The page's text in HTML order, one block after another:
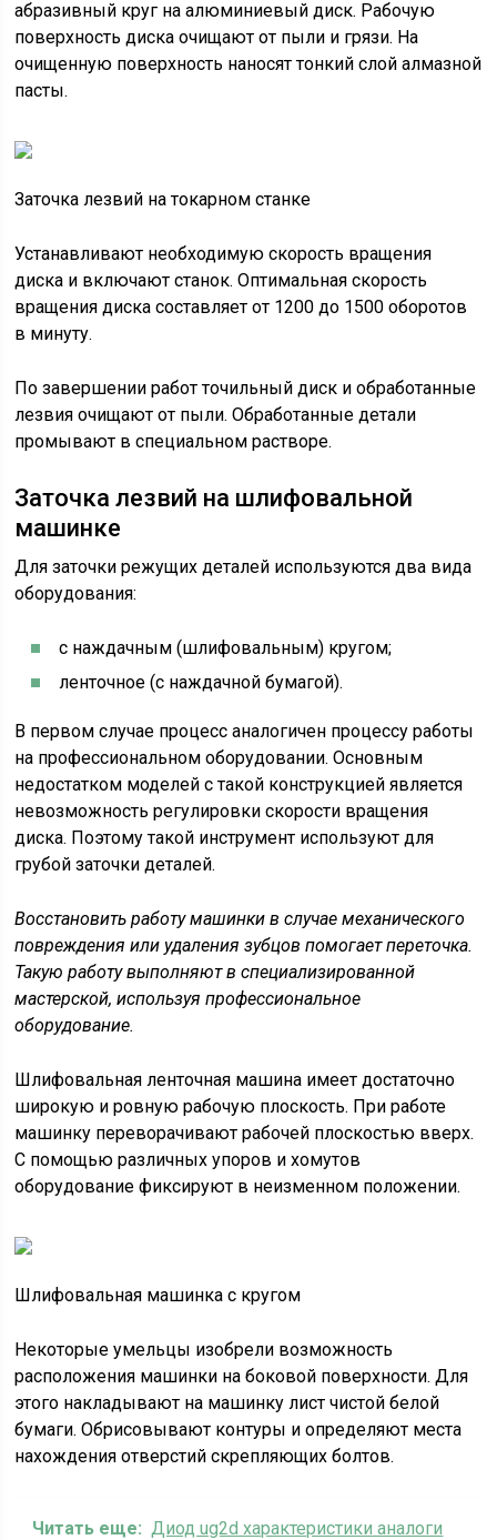
абразивный круг на алюминиевый диск. Рабочую
поверхность диска очищают от пыли и грязи. На
очищенную поверхность наносят тонкий слой алмазной
пасты.
Заточка лезвий на токарном станке
Устанавливают необходимую скорость вращения
диска и включают станок. Оптимальная скорость
вращения диска составляет от 1200 до 1500 оборотов
в минуту.
По завершении работ точильный диск и обработанные
лезвия очищают от пыли. Обработанные детали
промывают в специальном растворе.
Заточка лезвий на шлифовальной
машинке
Для заточки режущих деталей используются два вида
оборудования:
с наждачным (шлифовальным) кругом;
ленточное (с наждачной бумагой).
В первом случае процесс аналогичен процессу работы
на профессиональном оборудовании. Основным
недостатком моделей с такой конструкцией является
невозможность регулировки скорости вращения
диска. Поэтому такой инструмент используют для
грубой заточки деталей.
Восстановить работу машинки в случае механического
повреждения или удаления зубцов помогает переточка.
Такую работу выполняют в специализированной
мастерской, используя профессиональное
оборудование.
Шлифовальная ленточная машина имеет достаточно
широкую и ровную рабочую плоскость. При работе
машинку переворачивают рабочей плоскостью вверх.
С помощью различных упоров и хомутов
оборудование фиксируют в неизменном положении.
Шлифовальная машинка с кругом
Некоторые умельцы изобрели возможность
расположения машинки на боковой поверхности. Для
этого накладывают на машинку лист чистой белой
бумаги. Обрисовывают контуры и определяют места
нахождения отверстий скрепляющих болтов.
Читать еще: Диод ug2d характеристики аналоги